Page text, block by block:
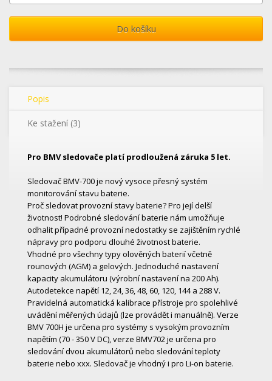
Do košíku
Popis
Ke stažení (3)
Pro BMV sledovače platí prodloužená záruka 5 let.
Sledovač BMV-700 je nový vysoce přesný systém
monitorování stavu baterie.
Proč sledovat provozní stavy baterie? Pro její delší
životnost! Podrobné sledování baterie nám umožňuje
odhalit případné provozní nedostatky se zajištěním rychlé
nápravy pro podporu dlouhé životnost baterie.
Vhodné pro všechny typy olověných baterií včetně
rounových (AGM) a gelových. Jednoduché nastavení
kapacity akumulátoru (výrobní nastavení na 200 Ah).
Autodetekce napětí 12, 24, 36, 48, 60, 120, 144 a 288 V.
Pravidelná automatická kalibrace přístroje pro spolehlivé
uvádění měřených údajů (lze provádět i manuálně). Verze
BMV 700H je určena pro systémy s vysokým provozním
napětím (70 - 350 V DC), verze BMV702 je určena pro
sledování dvou akumulátorů nebo sledování teploty
baterie nebo xxx. Sledovač je vhodný i pro Li-on baterie.